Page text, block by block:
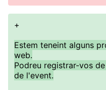
+
Estem teneint alguns
web.
Podreu registrar-vos
de l'event.